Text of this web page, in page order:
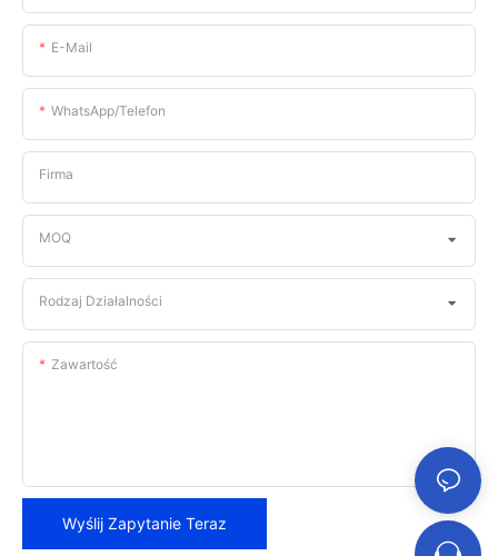
E-Mail
WhatsApp/telefon
Firma
MOQ
Rodzaj Działalności
Zawartość
Wyślij Zapytanie Teraz